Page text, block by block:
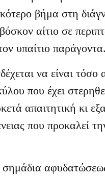
βήμα στη
αίτιο σε
υπαίτιο παράγοντα.
να είναι
που έχει
απαιτητική κι
που προκαλεί
σημάδια